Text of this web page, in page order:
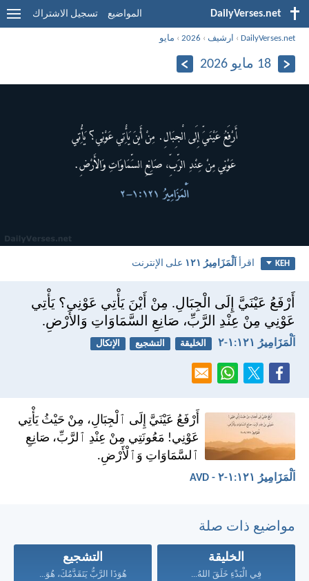
DailyVerses.net المواضيع تسجيل الاشتراك
DailyVerses.net
› ارشيف ›
2026
› مايو
18 مايو 2026
KEH اقرأ اَلْمَزَامِيرُ ١٢١ على الإنترنت
أَرْفَعُ عَيْنَيَّ إِلَى الْجِبَالِ. مِنْ أَيْنَ يَأْتِي عَوْنِي؟ يَأْتِي
عَوْنِي مِنْ عِنْدِ الرَّبِّ، صَانِعِ السَّمَاوَاتِ وَالأَرْضِ.
اَلْمَزَامِيرُ ١٢١:‏١-‏٢ الخليقة التشجيع الإتكال
أَرْفَعُ عَيْنَيَّ إِلَى ٱلْجِبَالِ، مِنْ حَيْثُ يَأْتِي
عَوْنِي! مَعُونَتِي مِنْ عِنْدِ ٱلرَّبِّ، صَانِعِ
ٱلسَّمَاوَاتِ وَٱلْأَرْضِ.
اَلْمَزَامِيرُ ١٢١:‏١-‏٢ - AVD
مواضيع ذات صلة
الخليقة
فِي الْبَدْءِ خَلَقَ اللهُ...
التشجيع
هُوَذَا الرَّبُّ يَتَقَدَّمُكَ، هُوَ...